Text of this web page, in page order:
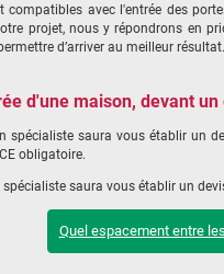
avec l'entrée des
projet, nous y répondrons en
d’arriver au meilleur résultat.
d'une maison, devant
spécialiste saura vous établir un
obligatoire.
saura vous établir un
Quel espacement entre